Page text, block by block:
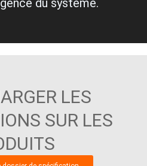
du système.
LES
SUR LES